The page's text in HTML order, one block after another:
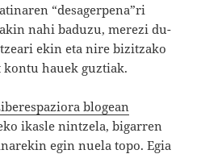
“desagerpena”ri
nahi baduzu, merezi du-
ekin eta nire bizitzako
hauek guztiak.
blogean
ikasle nintzela, bigarren
egin nuela topo. Egia